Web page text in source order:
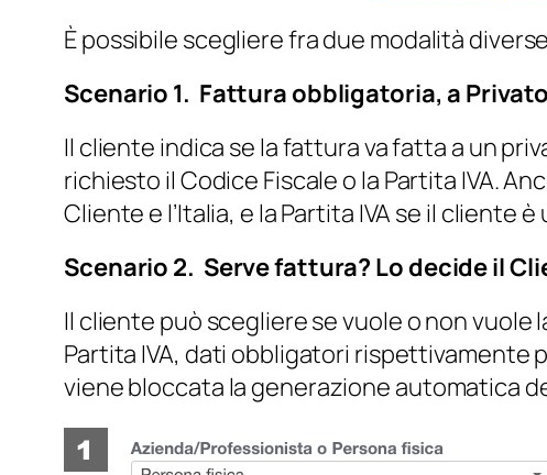
È possibile scegliere fra due modalità
Scenario 1. Fattura obbligatoria, a
Il cliente indica se la fattura va fatta a un
richiesto il Codice Fiscale o la Partita IVA.
Cliente e l’Italia, e la Partita IVA se il cliente
Scenario 2. Serve fattura? Lo decide il
Il cliente può scegliere se vuole o non
Partita IVA, dati obbligatori rispettivamente
viene bloccata la generazione automatica